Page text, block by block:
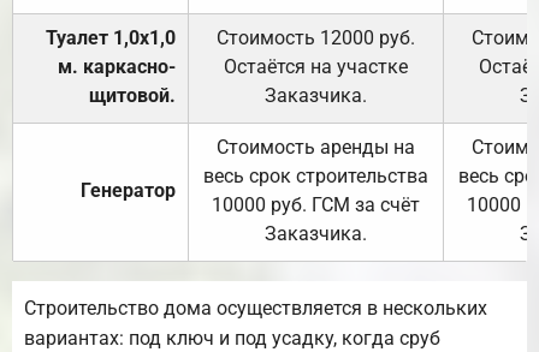
Туалет 1,0х1,0
м. каркасно-
щитовой.
Стоимость 12000 руб.
Остаётся на участке
Заказчика.
Генератор
Стоимость аренды на
весь срок строительства
10000 руб. ГСМ за счёт
Заказчика.
весь
10000
Строительство дома осуществляется в нескольких
вариантах: под ключ и под усадку, когда сруб